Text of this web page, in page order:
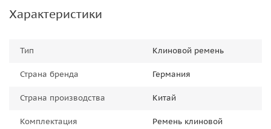
Характеристики
Тип Клиновой ремень
Страна бренда Германия
Страна производства Китай
Комплектация
Ремень клиновой